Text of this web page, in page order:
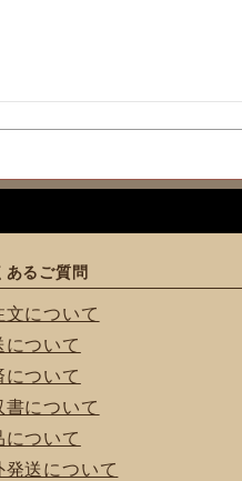
あるご質問
文について
について
について
書について
について
発送について